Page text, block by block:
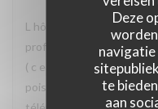
Deze
navigatie
te
aan
L hôtesse à l entrée et la
professionnel,
( c est la 3 eme fois que
poisson et les côtelettes